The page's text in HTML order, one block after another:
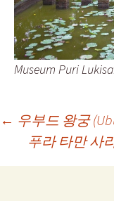
Museum Puri
Post
← 우부드 왕궁
푸라 타만 사